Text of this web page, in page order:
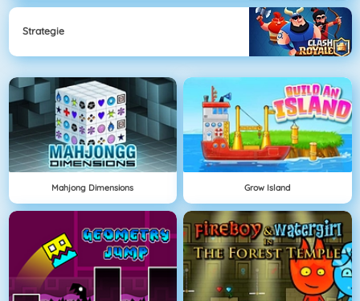
Strategie
Mahjong Dimensions Grow Island